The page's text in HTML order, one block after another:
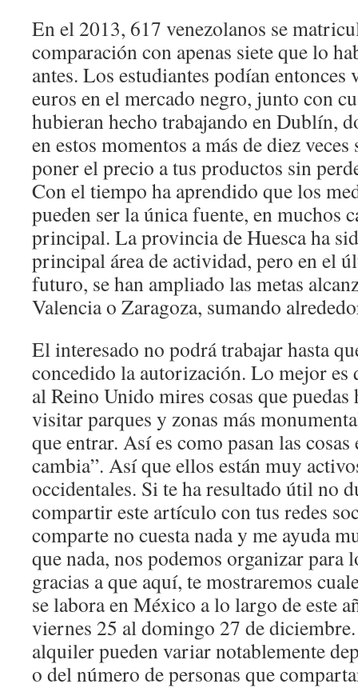
En el 2013, 617 venezolanos se
comparación con apenas siete que lo
antes. Los estudiantes podían entonces
euros en el mercado negro, junto con
hubieran hecho trabajando en Dublín,
en estos momentos a más de diez
poner el precio a tus productos sin
Con el tiempo ha aprendido que los
pueden ser la única fuente, en muchos
principal. La provincia de Huesca ha
principal área de actividad, pero en el
futuro, se han ampliado las metas
Valencia o Zaragoza, sumando
El interesado no podrá trabajar hasta
concedido la autorización. Lo mejor es
al Reino Unido mires cosas que
visitar parques y zonas más
que entrar. Así es como pasan las
cambia”. Así que ellos están muy
occidentales. Si te ha resultado útil no
compartir este artículo con tus redes
comparte no cuesta nada y me ayuda
que nada, nos podemos organizar para
gracias a que aquí, te mostraremos
se labora en México a lo largo de este
viernes 25 al domingo 27 de
alquiler pueden variar notablemente
o del número de personas que